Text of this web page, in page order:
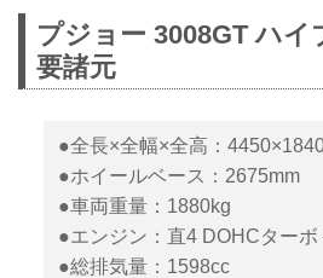
プジョー 3008GT ハ
要諸元
●全長×全幅×全高：
●ホイールベース：2675mm
●車両重量：1880kg
●エンジン：直4 DOHCターボ
●総排気量：1598cc